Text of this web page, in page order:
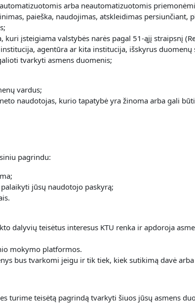
arba neautomatizuotomis
paieška, naudojimas, atskleidimas
įsteigiama valstybės narės pagal 51-ąjį straipsnį
agentūra ar kita institucija, išskyrus
tvarkyti asmens duomenis;
vardus;
naudotojas, kurio tapatybė yra žinoma arba gali
pagrindu:
jūsų naudotojo paskyrą;
dalyvių teisėtus interesus KTU renka ir apdoroja
mokymo platformos.
bus tvarkomi jeigu ir tik tiek, kiek sutikimą davė
turime teisėtą pagrindą tvarkyti šiuos jūsų asmens